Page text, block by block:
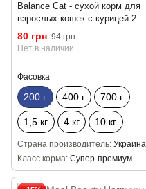
Balance Cat - сухой корм для
взрослых кошек с курицей 200
г
80 грн 94 грн
Нет в наличии
Фасовка
200 г 400 г 700 г
1,5 кг 4 кг 10 кг
Страна производитель Украина
Класс корма Супер-премиум